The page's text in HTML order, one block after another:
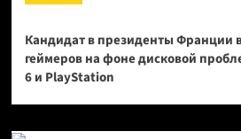
Кандидат в президенты Франции
геймеров на фоне дисковой
6 и PlayStation